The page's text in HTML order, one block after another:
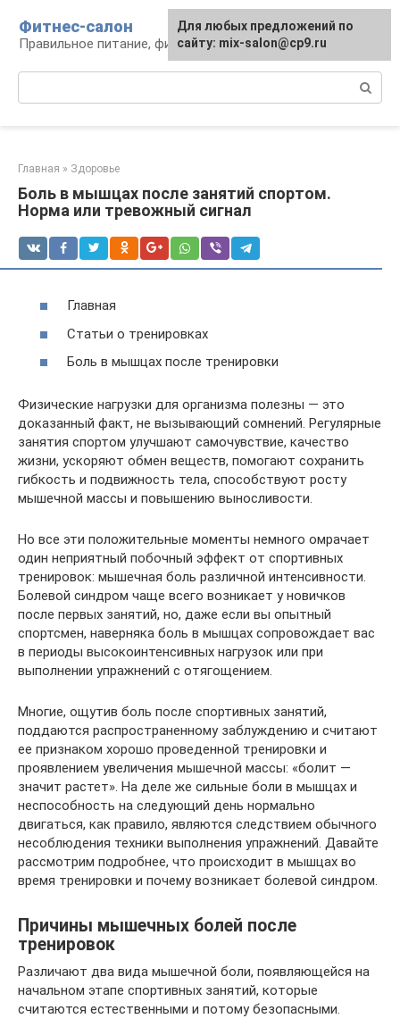
контенту
Фитнес-салон
Правильное питание, фитнес, образ жизни
Главная » Здоровье
Боль в мышцах после занятий спортом.
Норма или тревожный сигнал
Главная
Статьи о тренировках
Боль в мышцах после тренировки
Физические нагрузки для организма полезны — это
доказанный факт, не вызывающий сомнений. Регулярные
занятия спортом улучшают самочувствие, качество
жизни, ускоряют обмен веществ, помогают сохранить
гибкость и подвижность тела, способствуют росту
мышечной массы и повышению выносливости.
Но все эти положительные моменты немного омрачает
один неприятный побочный эффект от спортивных
тренировок: мышечная боль различной интенсивности.
Болевой синдром чаще всего возникает у новичков
после первых занятий, но, даже если вы опытный
спортсмен, наверняка боль в мышцах сопровождает вас
в периоды высокоинтенсивных нагрузок или при
выполнении упражнений с отягощением.
Многие, ощутив боль после спортивных занятий,
поддаются распространенному заблуждению и считают
ее признаком хорошо проведенной тренировки и
проявлением увеличения мышечной массы: «болит —
значит растет». На деле же сильные боли в мышцах и
неспособность на следующий день нормально
двигаться, как правило, являются следствием обычного
несоблюдения техники выполнения упражнений. Давайте
рассмотрим подробнее, что происходит в мышцах во
время тренировки и почему возникает болевой синдром.
Причины мышечных болей после
тренировок
Различают два вида мышечной боли, появляющейся на
начальном этапе спортивных занятий, которые
считаются естественными и потому безопасными.
Для любых предложений по
сайту: mix-salon@cp9.ru